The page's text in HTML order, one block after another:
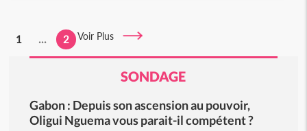
1 ... 2 Voir Plus
SONDAGE
Gabon : Depuis son ascension au pouvoir,
Oligui Nguema vous parait-il compétent ?